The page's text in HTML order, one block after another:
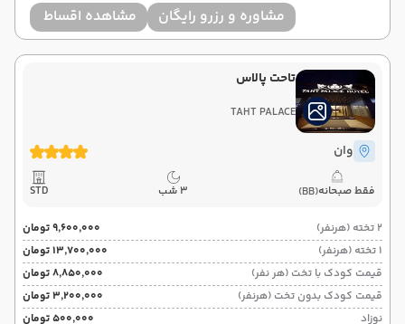
مشاوره و رزرو رایگان مشاهده اقساط
تاحت پالاس
TAHT PALACE
وان
فقط صبحانه(BB) 3 شب STD
2 تخته (هرنفر)
۹٬۶۰۰٬۰۰۰ تومان
1 تخته (هرنفر)
۱۳٬۷۰۰٬۰۰۰ تومان
قیمت کودک با تخت (هر نفر)
۸٬۸۵۰٬۰۰۰ تومان
قیمت کودک بدون تخت (هرنفر)
۳٬۲۰۰٬۰۰۰ تومان
نوزاد
۵۰۰٬۰۰۰ تومان